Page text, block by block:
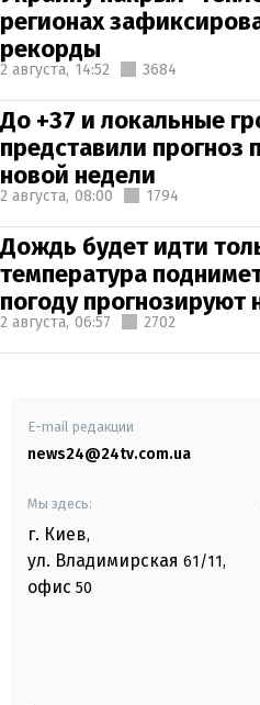
регионах
рекорды
2 августа, 14:52 3684
До +37 и локальные
представили прогноз
новой недели
2 августа, 08:00 1794
Дождь будет идти
температура
погоду прогнозируют
2 августа, 06:57 2702
E-mail редакции
news24@24tv.com.ua
Мы здесь:
г. Киев,
ул. Владимирская 61/11,
офис 50